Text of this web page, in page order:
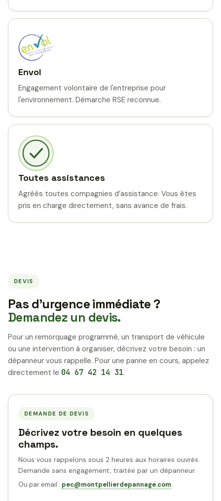
Envol
Engagement volontaire de l'entreprise pour
l'environnement. Démarche RSE reconnue.
Toutes assistances
Agréés toutes compagnies d’assistance. Vous êtes
pris en charge directement, sans avance de frais.
DEVIS
Pas d’urgence immédiate ?
Demandez un devis.
Pour un remorquage programmé, un transport de véhicule
ou une intervention à organiser, décrivez votre besoin : un
dépanneur vous rappelle. Pour une panne en cours, appelez
directement le 04 67 42 14 31.
DEMANDE DE DEVIS
Décrivez votre besoin en quelques
champs.
Nous vous rappelons sous 2 heures aux horaires ouvrés.
Demande sans engagement, traitée par un dépanneur.
Ou par email : pec@montpellierdepannage.com